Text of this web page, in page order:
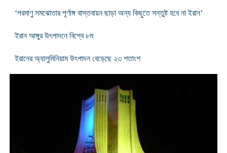
‘পরমাণু সমঝোতার পূর্ণাঙ্গ বাস্তবায়ন ছাড়া অন্য কিছুতে সন্তুষ্ট হবে না ইরান’
ইরান আঙ্গুর উৎপাদনে বিশ্বে ৮ম
ইরানের অ্যালুমিনিয়াম উৎপাদন বেড়েছে ২৩ শতাংশ